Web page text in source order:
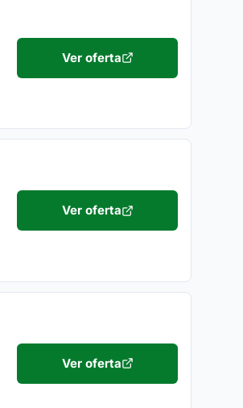
Ver oferta
Ver oferta
Ver oferta